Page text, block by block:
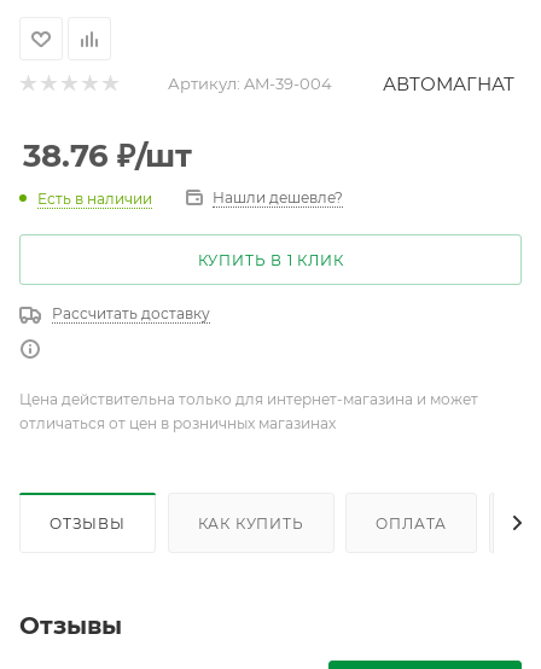
Артикул: AM-39-004 АВТОМАГНАТ
38.76 ₽/шт
Есть в наличии Нашли дешевле?
КУПИТЬ В 1 КЛИК
Рассчитать доставку
Цена действительна только для интернет-магазина и может
отличаться от цен в розничных магазинах
ОТЗЫВЫ КАК КУПИТЬ ОПЛАТА
Отзывы